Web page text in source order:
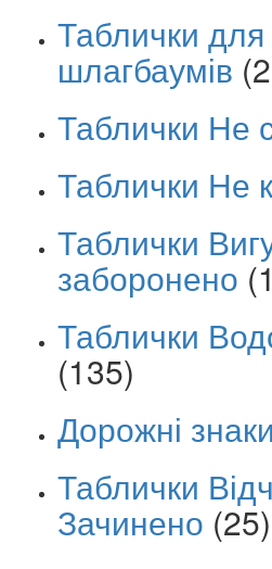
Таблички
шлагбаумів
Таблички Не
Таблички Не
Таблички
заборонено
Таблички
(135)
Дорожні
Таблички
Зачинено (25)